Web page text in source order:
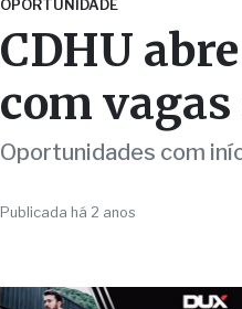
CDHU
com
Oportunidades com